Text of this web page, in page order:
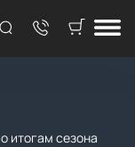
итогам сезона